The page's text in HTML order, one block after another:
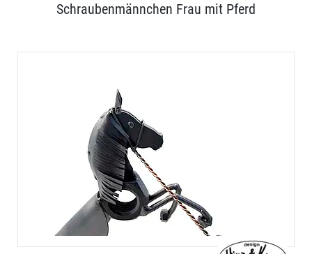
Schraubenmännchen Frau mit Pferd